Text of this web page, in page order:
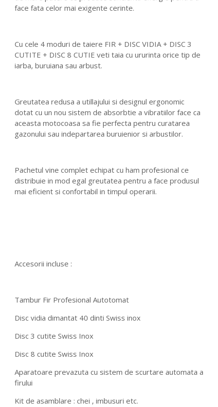
face fata celor mai exigente cerinte.
Cu cele 4 moduri de taiere FIR + DISC VIDIA + DISC 3
CUTITE + DISC 8 CUTIE veti taia cu ururinta orice tip de
iarba, buruiana sau arbust.
Greutatea redusa a utillajului si designul ergonomic
dotat cu un nou sistem de absorbtie a vibratiilor face ca
aceasta motocoasa sa fie perfecta pentru curatarea
gazonului sau indepartarea buruienior si arbustilor.
Pachetul vine complet echipat cu ham profesional ce
distribuie in mod egal greutatea pentru a face produsul
mai eficient si confortabil in timpul operarii.
Accesorii incluse :
Tambur Fir Profesional Autotomat
Disc vidia dimantat 40 dinti Swiss inox
Disc 3 cutite Swiss Inox
Disc 8 cutite Swiss Inox
Aparatoare prevazuta cu sistem de scurtare automata a
firului
Kit de asamblare : chei , imbusuri etc.